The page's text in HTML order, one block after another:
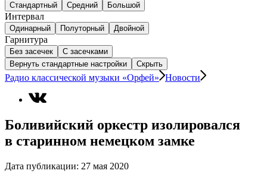
Стандартный Средний Большой
Интервал
Одинарный Полуторный Двойной
Гарнитура
Без засечек
С засечками
Вернуть стандартные настройки
Скрыть
Радио классической музыки «Орфей» Новости
Боливийский оркестр изолировался
в старинном немецком замке
Дата публикации: 27 мая 2020